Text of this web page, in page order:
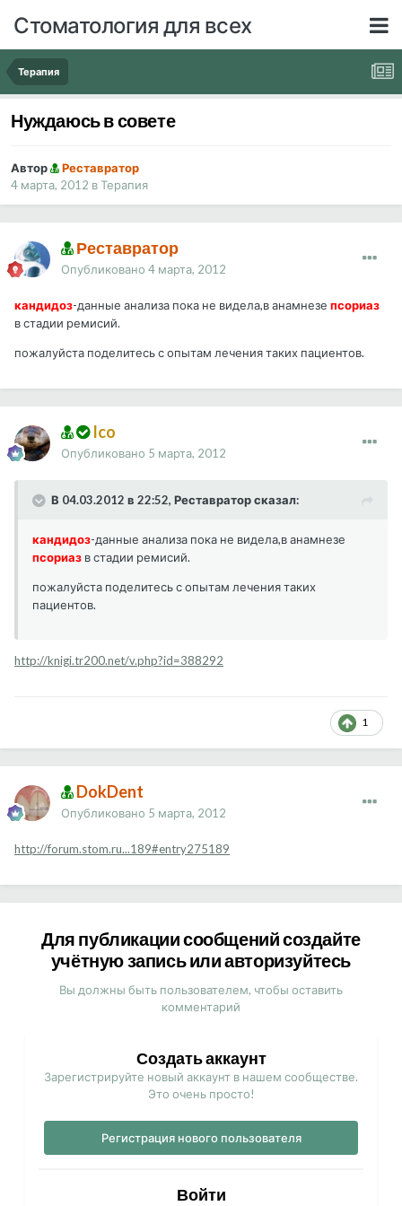
Стоматология для всех
Терапия
Нуждаюсь в совете
Автор
Реставратор
4 марта, 2012 вТерапия
Реставратор
Опубликовано 4 марта, 2012
кандидоз-данные анализа пока не видела,в анамнезе псориаз
в стадии ремисий.
пожалуйста поделитесь с опытам лечения таких пациентов.
Ico
Опубликовано 5 марта, 2012
В 04.03.2012 в 22:52, Реставратор сказал:
кандидоз-данные анализа пока не видела,в анамнезе
псориаз в стадии ремисий.
пожалуйста поделитесь с опытам лечения таких
пациентов.
http://knigi.tr200.net/v.php?id=388292
1
DokDent
Опубликовано 5 марта, 2012
http://forum.stom.ru...189#entry275189
Для публикации сообщений создайте
учётную запись или авторизуйтесь
Вы должны быть пользователем, чтобы оставить
комментарий
Создать аккаунт
Зарегистрируйте новый аккаунт в нашем сообществе.
Это очень просто!
Регистрация нового пользователя
Войти